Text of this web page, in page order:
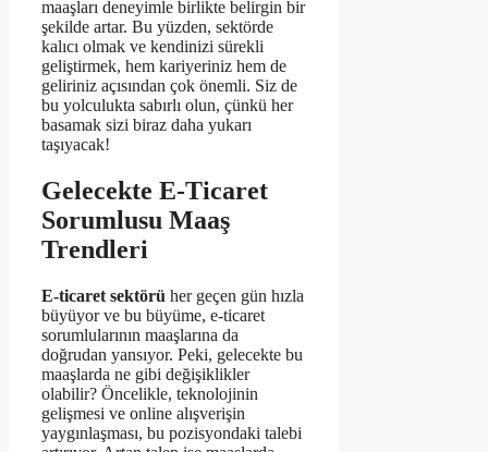
maaşları deneyimle birlikte belirgin bir
şekilde artar. Bu yüzden, sektörde
kalıcı olmak ve kendinizi sürekli
geliştirmek, hem kariyeriniz hem de
geliriniz açısından çok önemli. Siz de
bu yolculukta sabırlı olun, çünkü her
basamak sizi biraz daha yukarı
taşıyacak!
Gelecekte E-Ticaret
Sorumlusu Maaş
Trendleri
E-ticaret sektörü her geçen gün hızla
büyüyor ve bu büyüme, e-ticaret
sorumlularının maaşlarına da
doğrudan yansıyor. Peki, gelecekte bu
maaşlarda ne gibi değişiklikler
olabilir? Öncelikle, teknolojinin
gelişmesi ve online alışverişin
yaygınlaşması, bu pozisyondaki talebi